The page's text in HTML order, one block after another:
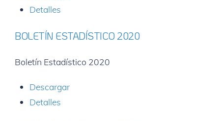
Detalles
BOLETÍN ESTADÍSTICO 2020
Boletín Estadístico 2020
Descargar
Detalles